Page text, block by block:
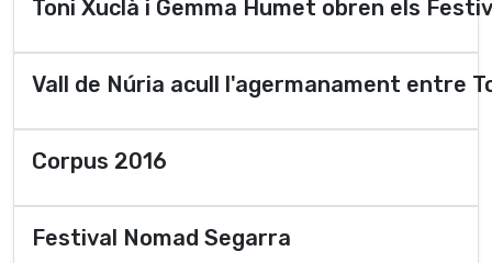
Toni Xuclà i Gemma Humet obren els
Vall de Núria acull l'agermanament entre
Corpus 2016
Festival Nomad Segarra